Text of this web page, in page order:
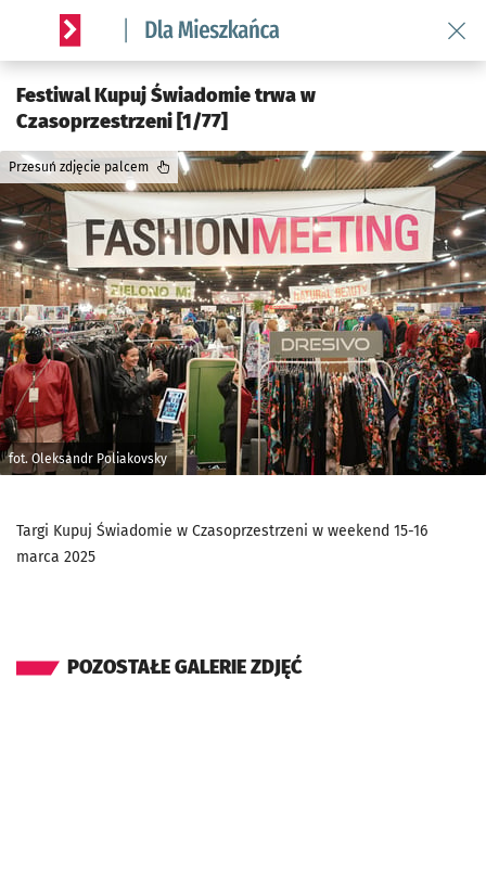
Serwis informacyjny wroclaw.pl podserwis: Dla mieszkańca
Festiwal Kupuj Świadomie trwa w
Czasoprzestrzeni [1/77]
fot. Oleksandr Poliakovsky
Przesuń zdjęcie palcem
Targi Kupuj Świadomie w Czasoprzestrzeni w weekend 15-16
marca 2025
POZOSTAŁE GALERIE ZDJĘĆ